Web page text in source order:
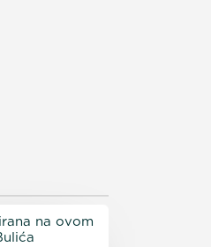
na ovom